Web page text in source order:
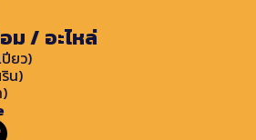
ม / อะไหล่
ยว)
น)